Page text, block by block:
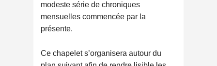
modeste série de chroniques
mensuelles commencée par la
présente.
Ce chapelet s’organisera autour du